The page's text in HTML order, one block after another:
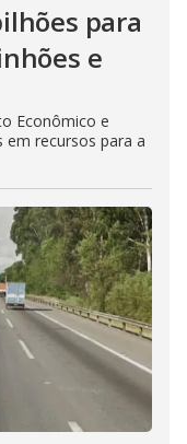
para
e
Econômico e
em recursos para a